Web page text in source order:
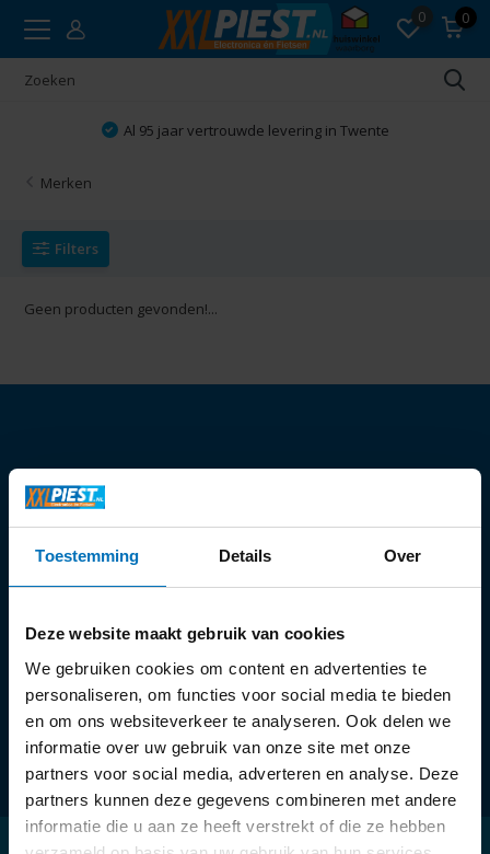
Toestemming Details Over
Deze website maakt gebruik van cookies
We gebruiken cookies om content en advertenties te
personaliseren, om functies voor social media te bieden
en om ons websiteverkeer te analyseren. Ook delen we
informatie over uw gebruik van onze site met onze
partners voor social media, adverteren en analyse. Deze
partners kunnen deze gegevens combineren met andere
informatie die u aan ze heeft verstrekt of die ze hebben
0 0
Al 95 jaar vertrouwde levering in Twente
Merken
Filters
Geen producten gevonden!...
Openingstijden:
Ma:
13:30 - 18:00 uur
09:30 - 18:00 uur
Za:
09:00 - 17:00 uur